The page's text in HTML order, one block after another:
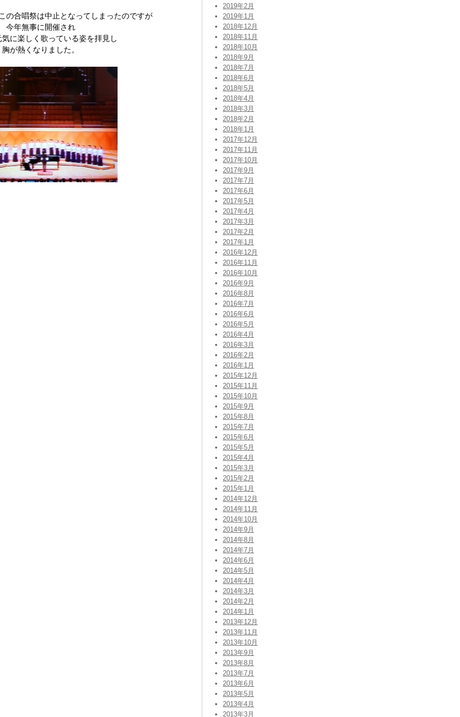
の合唱祭は中止となってしまったのですが
今年無事に開催され
に楽しく歌っている姿を拝見し
胸が熱くなりました。
2019年2月
2019年1月
2018年12月
2018年11月
2018年10月
2018年9月
2018年7月
2018年6月
2018年5月
2018年4月
2018年3月
2018年2月
2018年1月
2017年12月
2017年11月
2017年10月
2017年9月
2017年7月
2017年6月
2017年5月
2017年4月
2017年3月
2017年2月
2017年1月
2016年12月
2016年11月
2016年10月
2016年9月
2016年8月
2016年7月
2016年6月
2016年5月
2016年4月
2016年3月
2016年2月
2016年1月
2015年12月
2015年11月
2015年10月
2015年9月
2015年8月
2015年7月
2015年6月
2015年5月
2015年4月
2015年3月
2015年2月
2015年1月
2014年12月
2014年11月
2014年10月
2014年9月
2014年8月
2014年7月
2014年6月
2014年5月
2014年4月
2014年3月
2014年2月
2014年1月
2013年12月
2013年11月
2013年10月
2013年9月
2013年8月
2013年7月
2013年6月
2013年5月
2013年4月
2013年3月